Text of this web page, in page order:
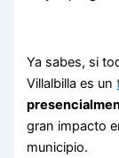
Ya sabes, si
Villalbilla es un
gran impacto
municipio.